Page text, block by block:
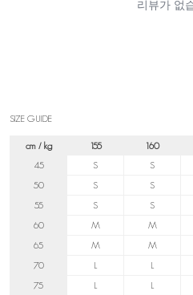
SIZE GUIDE
cm / kg 155 160
45
S S
50
S S
55
S S
60
M M
65
M M
70
L L
75
L L